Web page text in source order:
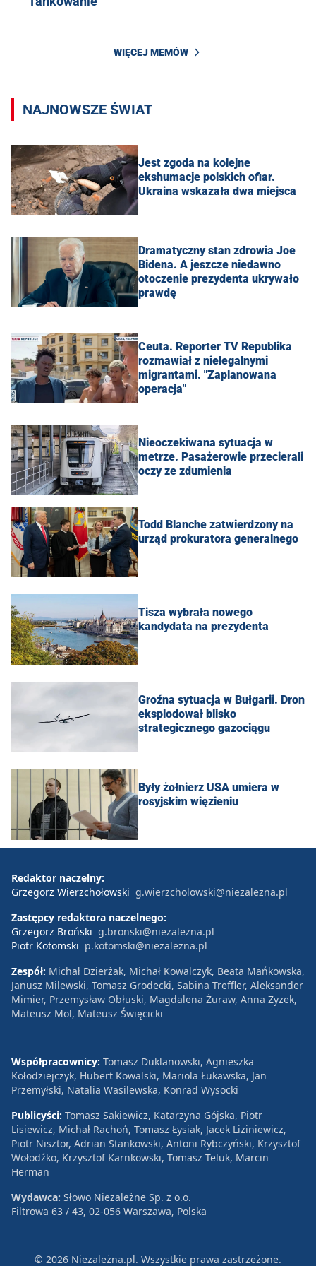
WIĘCEJ MEMÓW
NAJNOWSZE ŚWIAT
Jest zgoda na kolejne
ekshumacje polskich ofiar.
Ukraina wskazała dwa miejsca
Dramatyczny stan zdrowia Joe
Bidena. A jeszcze niedawno
otoczenie prezydenta ukrywało
prawdę
Ceuta. Reporter TV Republika
rozmawiał z nielegalnymi
migrantami. "Zaplanowana
operacja"
Nieoczekiwana sytuacja w
metrze. Pasażerowie przecierali
oczy ze zdumienia
Todd Blanche zatwierdzony na
urząd prokuratora generalnego
Tisza wybrała nowego
kandydata na prezydenta
Groźna sytuacja w Bułgarii. Dron
eksplodował blisko
strategicznego gazociągu
Były żołnierz USA umiera w
rosyjskim więzieniu
Redaktor naczelny:
Grzegorz Wierzchołowski g.wierzcholowski@niezalezna.pl
Zastępcy redaktora naczelnego:
Grzegorz Broński g.bronski@niezalezna.pl
Piotr Kotomski p.kotomski@niezalezna.pl
Zespół: Michał Dzierżak, Michał Kowalczyk, Beata Mańkowska,
Janusz Milewski, Tomasz Grodecki, Sabina Treffler, Aleksander
Mimier, Przemysław Obłuski, Magdalena Żuraw, Anna Zyzek,
Mateusz Mol, Mateusz Święcicki
Współpracownicy: Tomasz Duklanowski, Agnieszka
Kołodziejczyk, Hubert Kowalski, Mariola Łukawska, Jan
Przemyłski, Natalia Wasilewska, Konrad Wysocki
Publicyści: Tomasz Sakiewicz, Katarzyna Gójska, Piotr
Lisiewicz, Michał Rachoń, Tomasz Łysiak, Jacek Liziniewicz,
Piotr Nisztor, Adrian Stankowski, Antoni Rybczyński, Krzysztof
Wołodźko, Krzysztof Karnkowski, Tomasz Teluk, Marcin
Herman
Wydawca: Słowo Niezależne Sp. z o.o.
Filtrowa 63 / 43, 02-056 Warszawa, Polska
© 2026 Niezależna.pl. Wszystkie prawa zastrzeżone.